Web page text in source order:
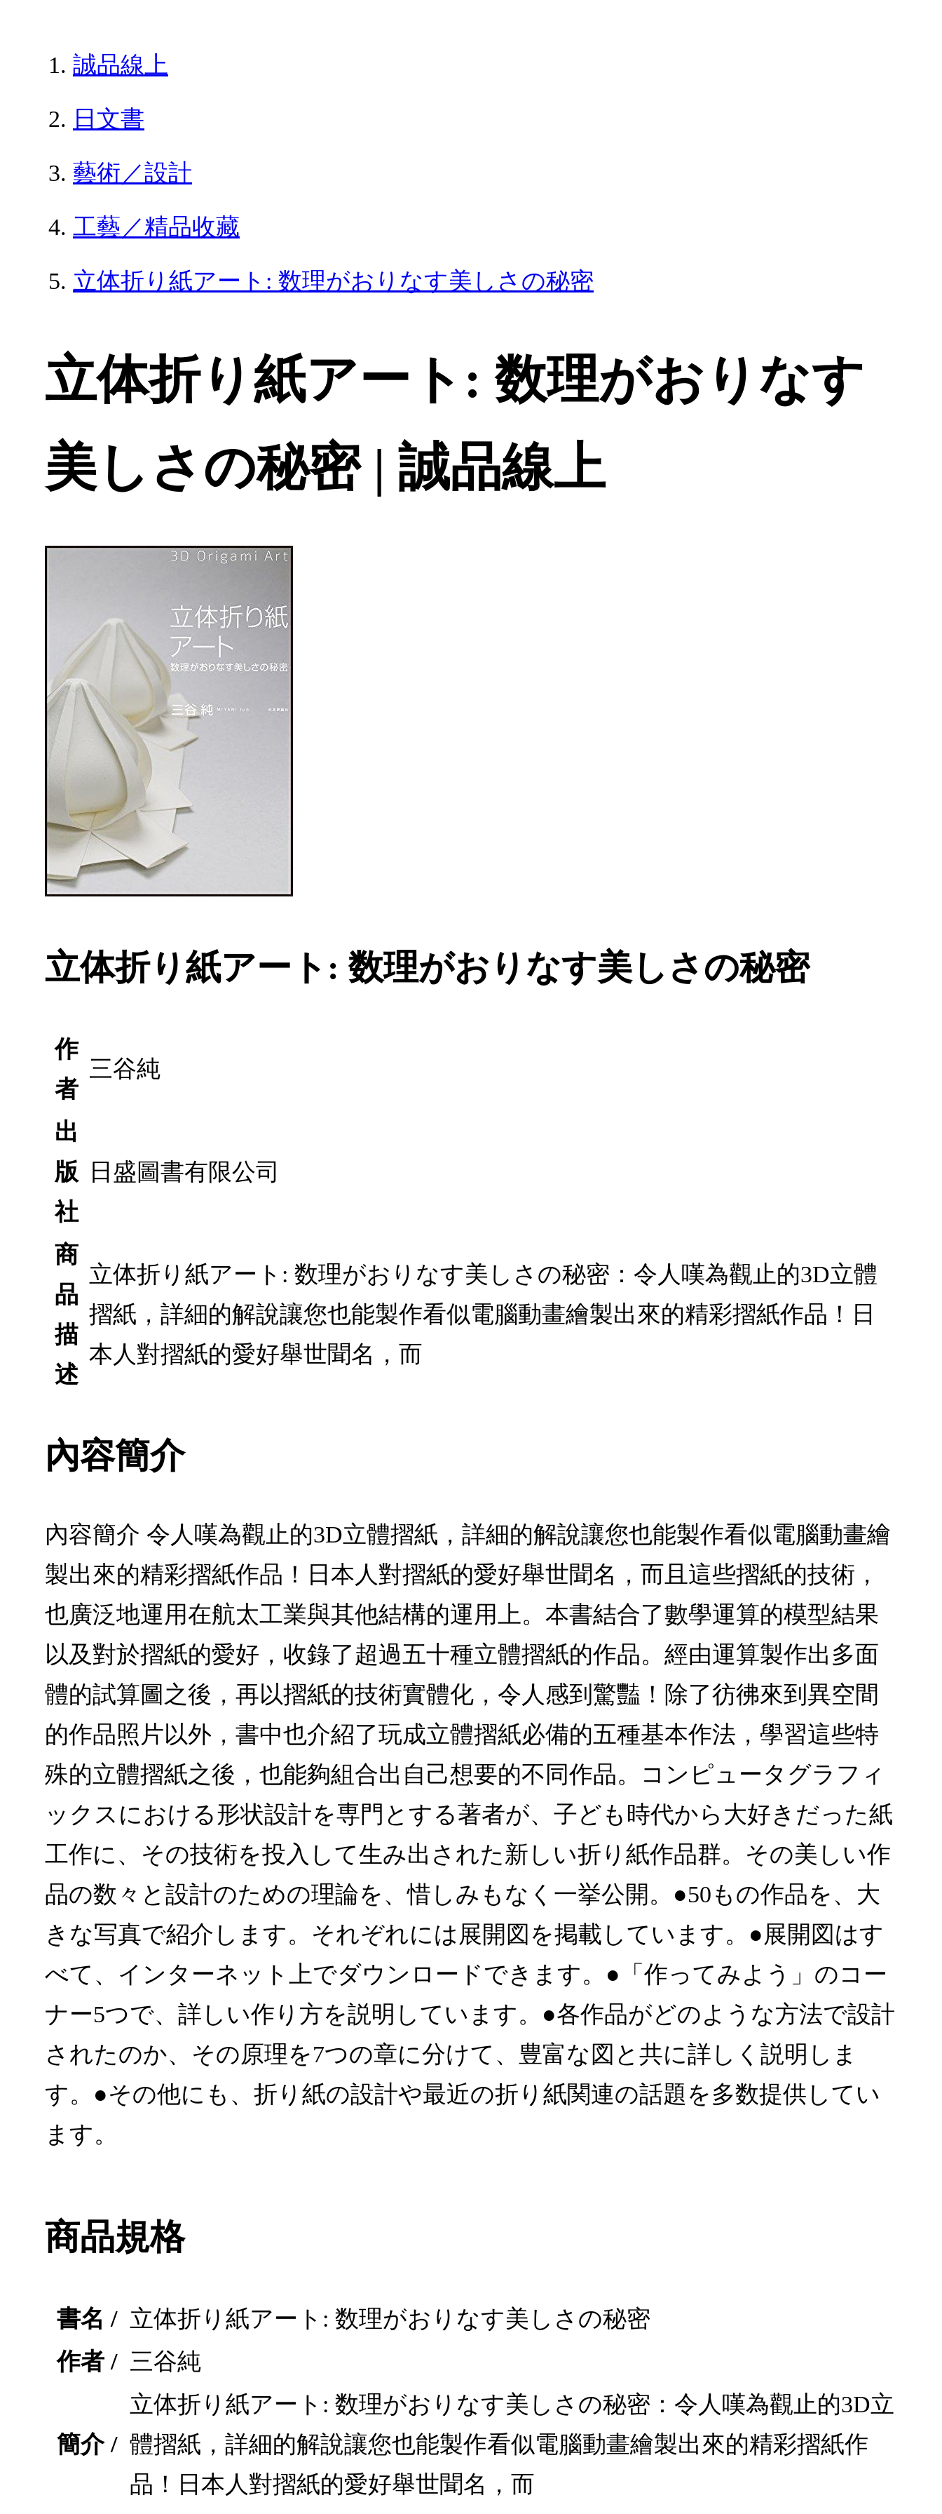
誠品線上
日文書
藝術／設計
工藝／精品收藏
立体折り紙アート: 数理がおりなす美しさの秘密
立体折り紙アート: 数理がおりなす
美しさの秘密 | 誠品線上
立体折り紙アート: 数理がおりなす美しさの秘密
作
者
三谷純
出
版
社
日盛圖書有限公司
商
品
描
述
立体折り紙アート: 数理がおりなす美しさの秘密：令人嘆為觀止的3D立體
摺紙，詳細的解說讓您也能製作看似電腦動畫繪製出來的精彩摺紙作品！日
本人對摺紙的愛好舉世聞名，而
內容簡介
內容簡介 令人嘆為觀止的3D立體摺紙，詳細的解說讓您也能製作看似電腦動畫繪
製出來的精彩摺紙作品！日本人對摺紙的愛好舉世聞名，而且這些摺紙的技術，
也廣泛地運用在航太工業與其他結構的運用上。本書結合了數學運算的模型結果
以及對於摺紙的愛好，收錄了超過五十種立體摺紙的作品。經由運算製作出多面
體的試算圖之後，再以摺紙的技術實體化，令人感到驚豔！除了彷彿來到異空間
的作品照片以外，書中也介紹了玩成立體摺紙必備的五種基本作法，學習這些特
殊的立體摺紙之後，也能夠組合出自己想要的不同作品。コンピュータグラフィ
ックスにおける形状設計を専門とする著者が、子ども時代から大好きだった紙
工作に、その技術を投入して生み出された新しい折り紙作品群。その美しい作
品の数々と設計のための理論を、惜しみもなく一挙公開。●50もの作品を、大
きな写真で紹介します。それぞれには展開図を掲載しています。●展開図はす
べて、インターネット上でダウンロードできます。●「作ってみよう」のコー
ナー5つで、詳しい作り方を説明しています。●各作品がどのような方法で設計
されたのか、その原理を7つの章に分けて、豊富な図と共に詳しく説明しま
す。●その他にも、折り紙の設計や最近の折り紙関連の話題を多数提供してい
ます。
商品規格
書名 / 立体折り紙アート: 数理がおりなす美しさの秘密
作者 / 三谷純
簡介 /
立体折り紙アート: 数理がおりなす美しさの秘密：令人嘆為觀止的3D立
體摺紙，詳細的解說讓您也能製作看似電腦動畫繪製出來的精彩摺紙作
品！日本人對摺紙的愛好舉世聞名，而